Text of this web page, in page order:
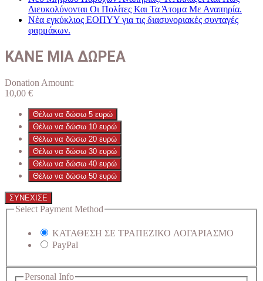
Διευκολύνονται Οι Πολίτες Και Τα Άτομα Με Αναπηρία.
Νέα εγκύκλιος ΕΟΠΥΥ για τις διασυνοριακές συνταγές
φαρμάκων.
ΚΑΝΕ ΜΙΑ ΔΩΡΕΑ
Donation Amount:
10,00 €
Θέλω να δώσω 5 ευρώ
Θέλω να δώσω 10 ευρώ
Θέλω να δώσω 20 ευρώ
Θέλω να δώσω 30 ευρώ
Θέλω να δώσω 40 ευρώ
Θέλω να δώσω 50 ευρώ
ΣΥΝΕΧΙΣΕ
Select Payment Method
ΚΑΤΑΘΕΣΗ ΣΕ ΤΡΑΠΕΖΙΚΟ ΛΟΓΑΡΙΑΣΜΟ
PayPal
Personal Info